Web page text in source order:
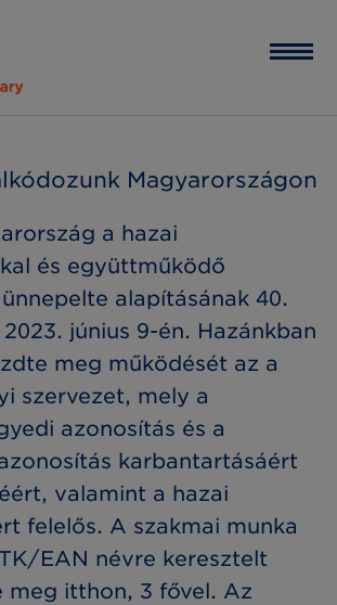
Magyarországon
a hazai
és együttműködő
alapításának 40.
június 9-én. Hazánkban
meg működését az a
szervezet, mely a
azonosítás és a
karbantartásáért
valamint a hazai
felelős. A szakmai munka
EAN névre keresztelt
meg itthon, 3 fővel. Az